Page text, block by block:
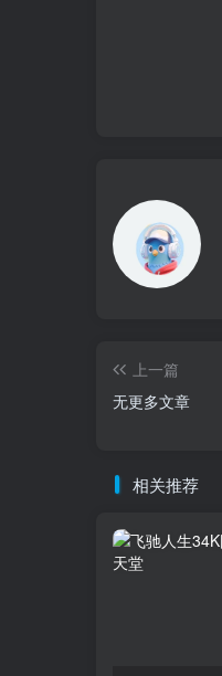
上一篇
无更多文章
相关推荐